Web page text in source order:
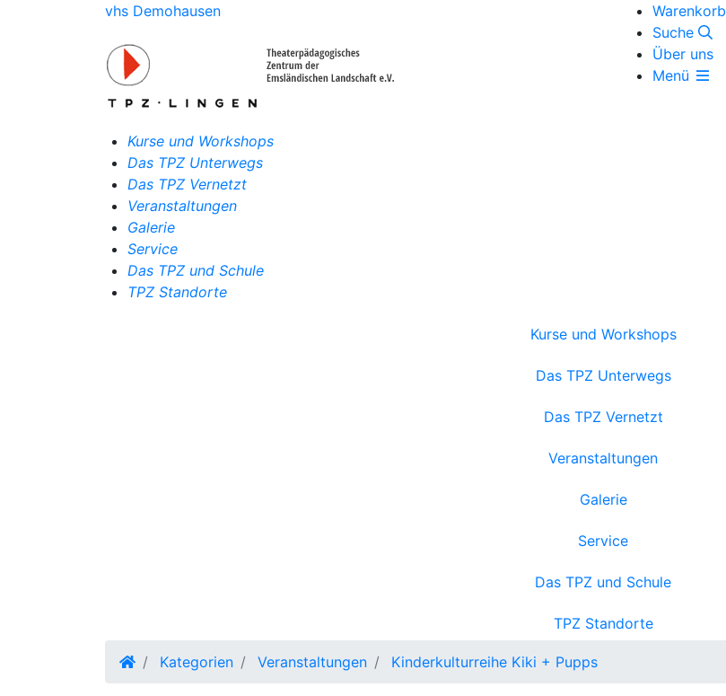
vhs Demohausen
Warenkorb
Suche
Über uns
Menü
Kurse und Workshops
Das TPZ Unterwegs
Das TPZ Vernetzt
Veranstaltungen
Galerie
Service
Das TPZ und Schule
TPZ Standorte
Kurse und Workshops
Das TPZ Unterwegs
Das TPZ Vernetzt
Veranstaltungen
Galerie
Service
Das TPZ und Schule
TPZ Standorte
Kategorien Veranstaltungen Kinderkulturreihe Kiki + Pupps